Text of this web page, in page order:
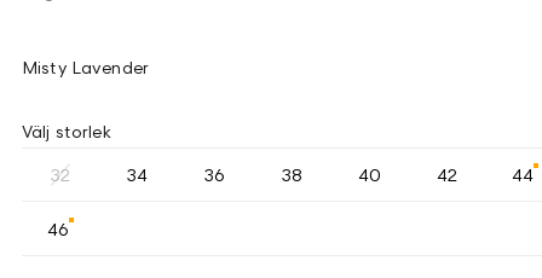
Misty Lavender
Välj storlek
32 34 36 38 40 42 44
46